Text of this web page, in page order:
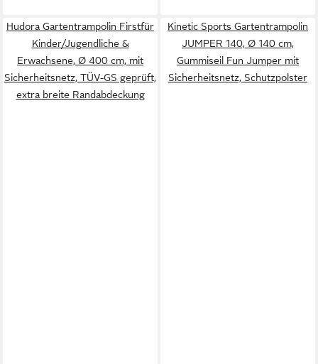
Hudora Gartentrampolin Firstfür
Kinder/Jugendliche &
Erwachsene, Ø 400 cm, mit
Sicherheitsnetz, TÜV-GS geprüft,
extra breite Randabdeckung
Kinetic Sports Gartentrampolin
JUMPER 140, Ø 140 cm,
Gummiseil Fun Jumper mit
Sicherheitsnetz, Schutzpolster